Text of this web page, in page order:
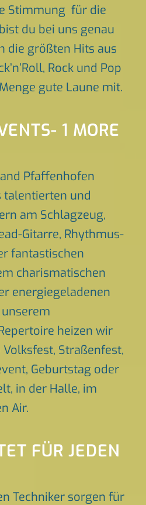
Stimmung für die
du bei uns genau
die größten Hits aus
Rock und Pop
gute Laune mit.
1 MORE
Pfaffenhofen
talentierten und
am Schlagzeug,
Gitarre, Rhythmus-
fantastischen
charismatischen
energiegeladenen
heizen wir
Straßenfest,
Geburtstag oder
in der Halle, im
Air.
FÜR JEDEN
Techniker sorgen für